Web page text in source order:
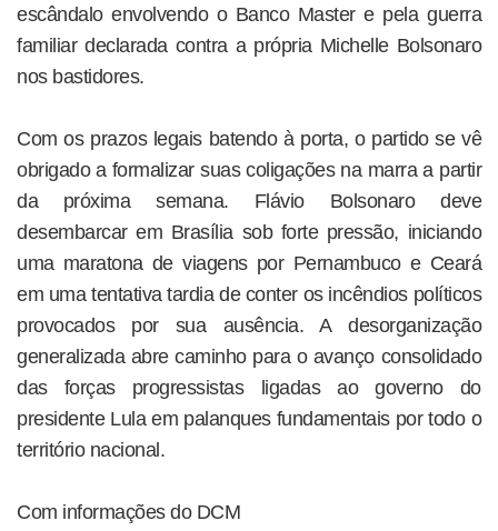
escândalo envolvendo o Banco Master e pela guerra
familiar declarada contra a própria Michelle Bolsonaro
nos bastidores.
Com os prazos legais batendo à porta, o partido se vê
obrigado a formalizar suas coligações na marra a partir
da próxima semana. Flávio Bolsonaro deve
desembarcar em Brasília sob forte pressão, iniciando
uma maratona de viagens por Pernambuco e Ceará
em uma tentativa tardia de conter os incêndios políticos
provocados por sua ausência. A desorganização
generalizada abre caminho para o avanço consolidado
das forças progressistas ligadas ao governo do
presidente Lula em palanques fundamentais por todo o
território nacional.
Com informações do DCM